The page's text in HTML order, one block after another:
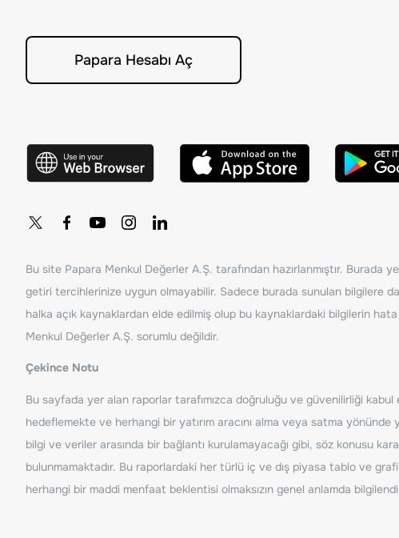
Papara Hesabı Aç
Bu site Papara Menkul Değerler A.Ş. tarafından hazırlanmıştır. Burada
getiri tercihlerinize uygun olmayabilir. Sadece burada sunulan bilgilere
halka açık kaynaklardan elde edilmiş olup bu kaynaklardaki bilgilerin
Menkul Değerler A.Ş. sorumlu değildir.
Çekince Notu
Bu sayfada yer alan raporlar tarafımızca doğruluğu ve güvenilirliği kabul
hedeflemekte ve herhangi bir yatırım aracını alma veya satma yönünde
bilgi ve veriler arasında bir bağlantı kurulamayacağı gibi, söz konusu
bulunmamaktadır. Bu raporlardaki her türlü iç ve dış piyasa tablo ve
herhangi bir maddi menfaat beklentisi olmaksızın genel anlamda